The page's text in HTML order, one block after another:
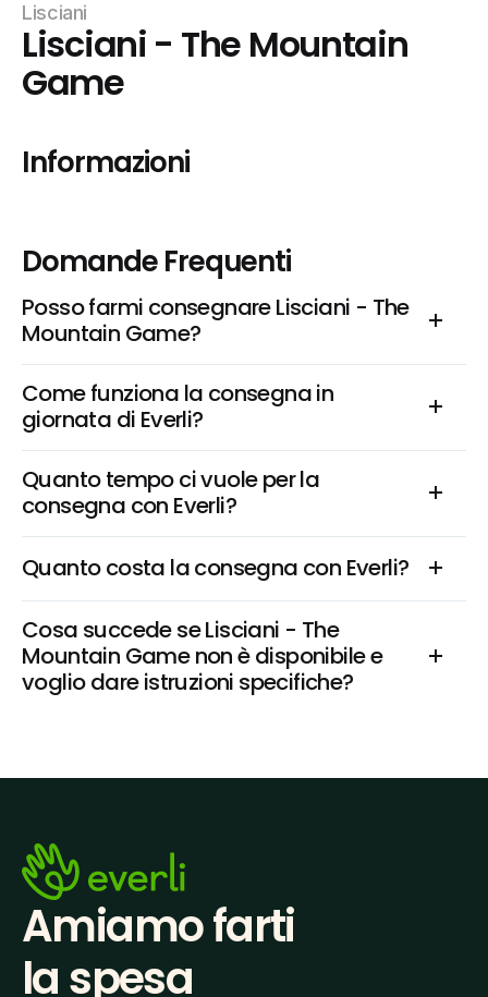
Lisciani
Lisciani - The Mountain
Game
Informazioni
Domande Frequenti
Posso farmi consegnare Lisciani - The
Mountain Game?
Come funziona la consegna in
giornata di Everli?
Quanto tempo ci vuole per la
consegna con Everli?
Quanto costa la consegna con Everli?
Cosa succede se Lisciani - The
Mountain Game non è disponibile e
voglio dare istruzioni specifiche?
Amiamo farti
la spesa